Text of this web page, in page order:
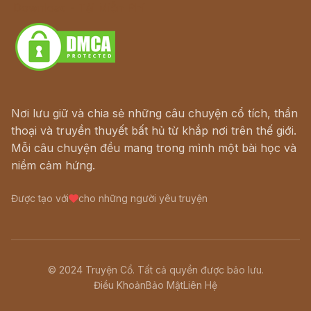
Nơi lưu giữ và chia sẻ những câu chuyện cổ tích, thần
thoại và truyền thuyết bất hủ từ khắp nơi trên thế giới.
Mỗi câu chuyện đều mang trong mình một bài học và
niềm cảm hứng.
Được tạo với cho những người yêu truyện
© 2024 Truyện Cổ. Tất cả quyền được bảo lưu.
Điều KhoảnBảo MậtLiên Hệ